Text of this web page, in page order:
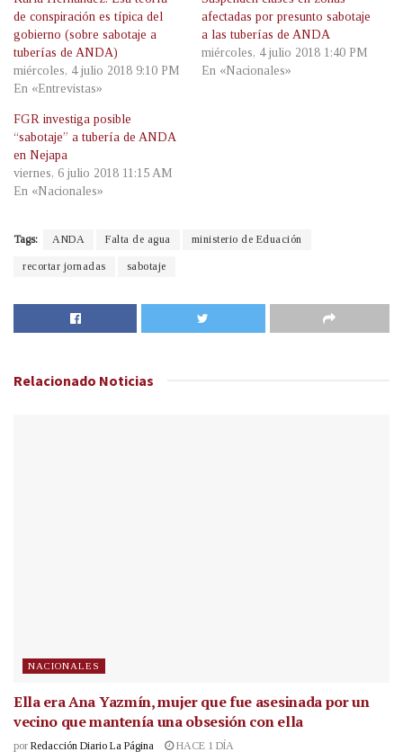
de conspiración es típica del
gobierno (sobre sabotaje a
tuberías de ANDA)
miércoles, 4 julio 2018 9:10 PM
En «Entrevistas»
afectadas por presunto sabotaje
a las tuberías de ANDA
miércoles, 4 julio 2018 1:40 PM
En «Nacionales»
FGR investiga posible
“sabotaje” a tubería de ANDA
en Nejapa
viernes, 6 julio 2018 11:15 AM
En «Nacionales»
Tags: ANDA Falta de agua ministerio de Eduación
recortar jornadas sabotaje
Relacionado Noticias
NACIONALES
Ella era Ana Yazmín, mujer que fue asesinada por un
vecino que mantenía una obsesión con ella
por Redacción Diario La Página HACE 1 DÍA